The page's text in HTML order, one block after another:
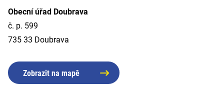
Obecní úřad Doubrava
č. p. 599
735 33 Doubrava
Zobrazit na mapě